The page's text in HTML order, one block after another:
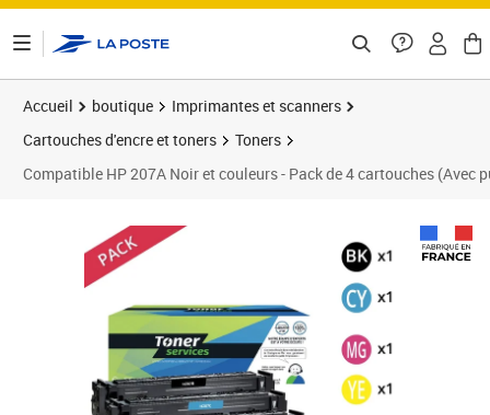
Accueil boutique
Imprimantes et scanners
Cartouches d'encre et toners
Toners
Compatible HP 207A Noir et couleurs - Pack de 4 cartouches (Avec